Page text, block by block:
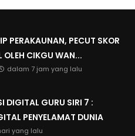
PERAKAUNAN, PECUT SKOR
OLEH CIKGU WAN...
dalam 7 jam yang lalu
DIGITAL GURU SIRI 7 :
PENYELAMAT DUNIA
yang lalu